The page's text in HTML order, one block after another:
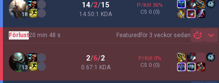
18
14/2/15
14.50:1 KDA
P/Kill 36%
CS 0 (0)
Featuredför 3 veckor sedan
Förlust20 min 48 s
13
2/6/2
0.67:1 KDA
P/Kill 0%
CS 0 (0)